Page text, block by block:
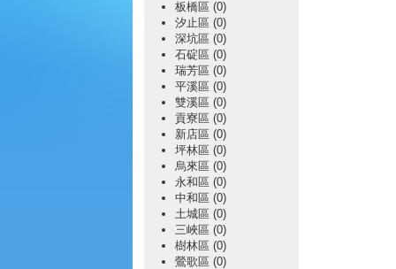
板橋區 (0)
汐止區 (0)
深坑區 (0)
石碇區 (0)
瑞芳區 (0)
平溪區 (0)
雙溪區 (0)
貢寮區 (0)
新店區 (0)
坪林區 (0)
烏來區 (0)
永和區 (0)
中和區 (0)
土城區 (0)
三峽區 (0)
樹林區 (0)
鶯歌區 (0)